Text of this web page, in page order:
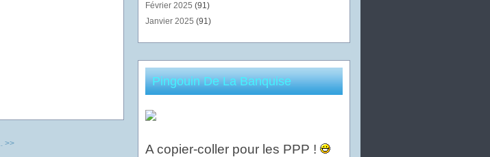
>>
Février 2025 (91)
Janvier 2025 (91)
Pingouin De La Banquise
A copier-coller pour les PPP !